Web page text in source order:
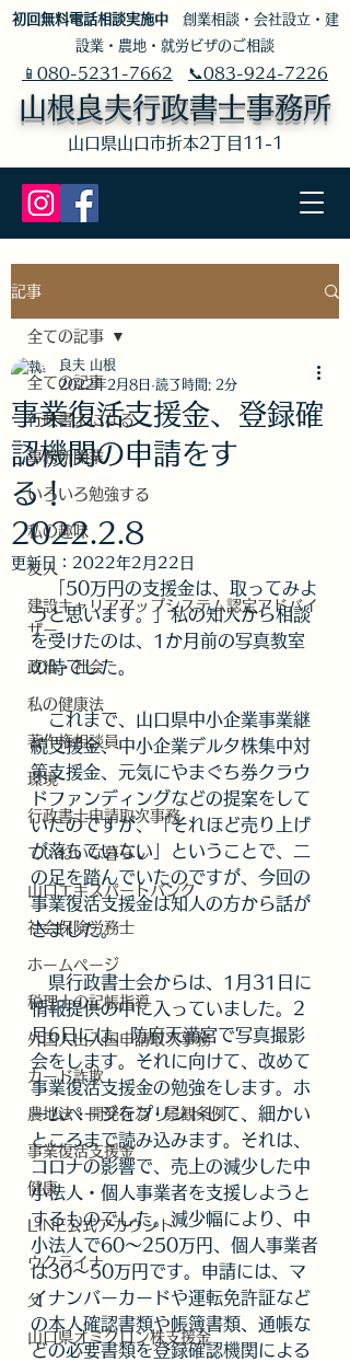
​初回無料電話相談実施中創業相談・会社設立・建
設業・農地・就労ビザのご相談
山根良夫行政書士事務所
​山口県山口市折本2丁目11-1
📱080-5231-7662 📞083-924-7226
記事
全ての記事
行政書士になる
事務所開業
いろいろ勉強する
私の趣味
友人
建設キャリアアップシステム認定アドバイ
ザー
政治・社会
私の健康法
著作権相談員
環境
行政書士申請取次事務
ていねいな暮らし
山口エキスパートバンク
社会保険労務士
ホームページ
税理士の記帳指導
外国人出入国申請取次事務
カード詐欺
農地法・開発行為・景観条例
事業復活支援金
健康
LINE公式アカウント
ウクライナ
父
山口県オミクロン株支援金
全ての記事
事業復活支援金、登録確
認機関の申請をす
る！
2022.2.8
良夫 山根
2022年2月8日 読了時間: 2分
更新日： 2022年2月22日
「50万円の支援金は、取ってみよ
うと思います。」私の知人から相談
を受けたのは、1か月前の写真教室
の時でした。
これまで、山口県中小企業事業継
続支援金、中小企業デルタ株集中対
策支援金、元気にやまぐち券クラウ
ドファンディングなどの提案をして
いたのですが、「それほど売り上げ
が落ちていない」ということで、二
の足を踏んでいたのですが、今回の
事業復活支援金は知人の方から話が
きました。
県行政書士会からは、1月31日に
情報提供の中に入っていました。2
月6日には、防府天満宮で写真撮影
会をします。それに向けて、改めて
事業復活支援金の勉強をします。ホ
ームページをプリントして、細かい
ところまで読み込みます。それは、
コロナの影響で、売上の減少した中
小法人・個人事業者を支援しようと
するものでした。減少幅により、中
小法人で60～250万円、個人事業者
は30～50万円です。申請には、マ
イナンバーカードや運転免許証など
の本人確認書類や帳簿書類、通帳な
どの必要書類を登録確認機関による